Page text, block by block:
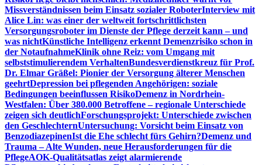
Missverständnissen beim Einsatz sozialer RoboterInterview mit
Alice Lin: was einer der weltweit fortschrittlichsten
Versorgungsroboter im Dienste der Pflege derzeit kann – und
was nichtKünstliche Intelligenz erkennt Demenzrisiko schon in
der NotaufnahmeKlinik ohne Reiz: vom Umgang mit
selbststimulierendem VerhaltenBundesverdienstkreuz für Prof.
Dr. Elmar Gräßel: Pionier der Versorgung älterer Menschen
geehrtDepression bei pflegenden Angehörigen: soziale
Bedingungen beeinflussen RisikoDemenz in Nordrhein-
Westfalen: Über 380.000 Betroffene – regionale Unterschiede
zeigen sich deutlichForschungsprojekt: Unterschiede zwischen
den GeschlechternUntersuchung: Vorsicht beim Einsatz von
BenzodiazepinenIst die Ehe schlecht fürs Gehirn?Demenz und
Trauma – Alte Wunden, neue Herausforderungen für die
PflegeAOK-Qualitätsatlas zeigt alarmierende